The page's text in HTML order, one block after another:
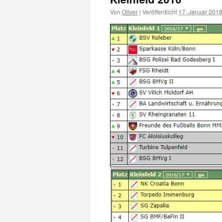
Von Oliver | Veröffentlicht 17. Januar 2018